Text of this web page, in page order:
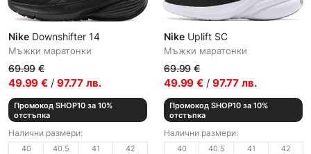
Nike Downshifter 14
Мъжки маратонки
69.99 €
49.99 € / 97.77 лв.
Промокод SHOP10 за 10%
отстъпка
Налични размери:
40 40.5 41
42
Nike Uplift SC
Мъжки маратонки
69.99 €
49.99 € / 97.77 лв.
Промокод SHOP10 за 10%
отстъпка
Налични размери:
40 40.5 41
42